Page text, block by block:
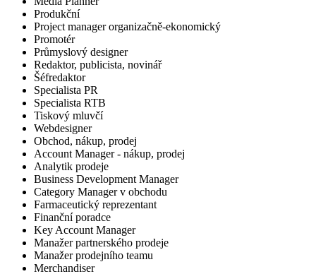
Produkční
Project manager organizačně-ekonomický
Promotér
Průmyslový designer
Redaktor, publicista, novinář
Šéfredaktor
Specialista PR
Specialista RTB
Tiskový mluvčí
Webdesigner
Obchod, nákup, prodej
Account Manager - nákup, prodej
Analytik prodeje
Business Development Manager
Category Manager v obchodu
Farmaceutický reprezentant
Finanční poradce
Key Account Manager
Manažer partnerského prodeje
Manažer prodejního teamu
Merchandiser